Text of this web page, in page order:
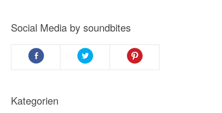
Social Media by soundbites
Kategorien